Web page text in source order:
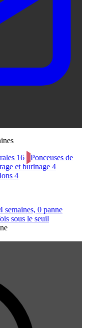
16
Ponceuses de
et burinage 4
4
semaines, 0 panne
sous le seuil